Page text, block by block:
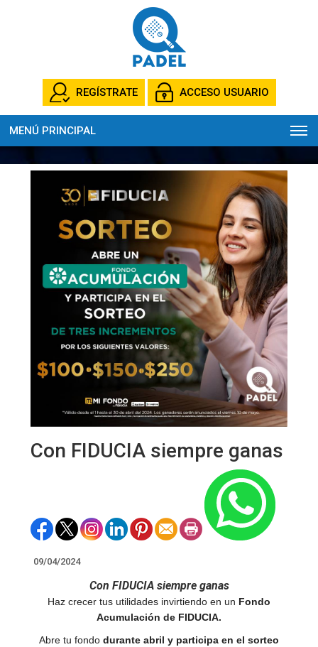
REGÍSTRATE ACCESO USUARIO
MENÚ PRINCIPAL
Con FIDUCIA siempre ganas
09/04/2024
Con FIDUCIA siempre ganas
Haz crecer tus utilidades invirtiendo en un Fondo
Acumulación de FIDUCIA.
Abre tu fondo durante abril y participa en el sorteo